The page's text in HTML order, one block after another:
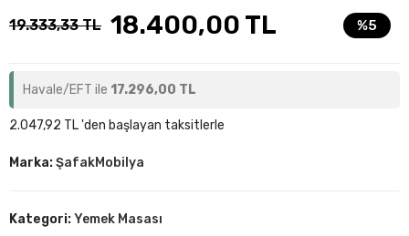
19.333,33 TL 18.400,00 TL %5
Havale/EFT ile 17.296,00 TL
2.047,92 TL 'den başlayan taksitlerle
Marka:ŞafakMobilya
Kategori:Yemek Masası